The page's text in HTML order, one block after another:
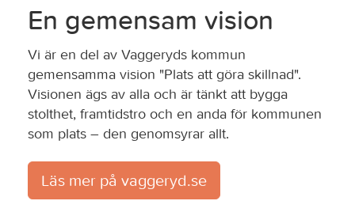
En gemensam vision
Vi är en del av Vaggeryds kommun
gemensamma vision "Plats att göra skillnad".
Visionen ägs av alla och är tänkt att bygga
stolthet, framtidstro och en anda för kommunen
som plats – den genomsyrar allt.
Läs mer på vaggeryd.se